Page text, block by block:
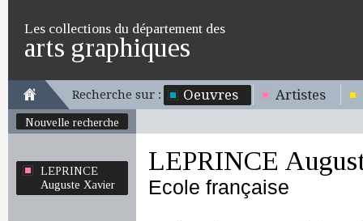
Les collections du département des
arts graphiques
Recherche sur : Oeuvres Artistes
Nouvelle recherche
LEPRINCE
Auguste Xavier
LEPRINCE
Ecole française